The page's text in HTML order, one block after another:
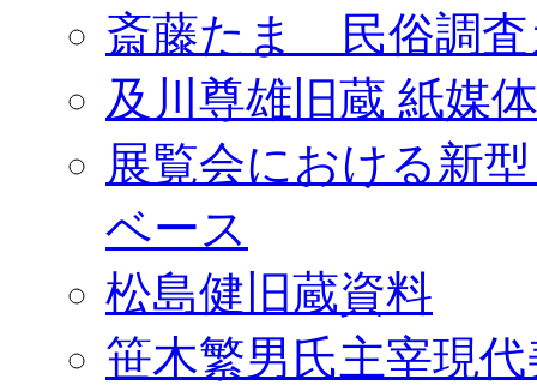
斎藤たま 民俗調査
及川尊雄旧蔵 紙媒
展覧会における新
ベース
松島健旧蔵資料
笹木繁男氏主宰現